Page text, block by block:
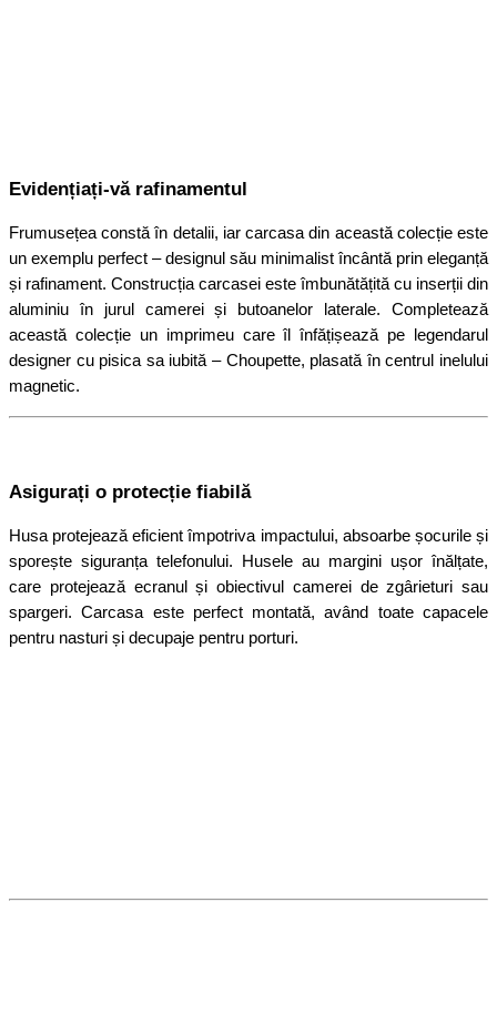
Evidențiați-vă rafinamentul
Frumusețea constă în detalii, iar carcasa din această colecție este
un exemplu perfect – designul său minimalist încântă prin eleganță
și rafinament. Construcția carcasei este îmbunătățită cu inserții din
aluminiu în jurul camerei și butoanelor laterale. Completează
această colecție un imprimeu care îl înfățișează pe legendarul
designer cu pisica sa iubită – Choupette, plasată în centrul inelului
magnetic.
Asigurați o protecție fiabilă
Husa protejează eficient împotriva impactului, absoarbe șocurile și
sporește siguranța telefonului. Husele au margini ușor înălțate,
care protejează ecranul și obiectivul camerei de zgârieturi sau
spargeri. Carcasa este perfect montată, având toate capacele
pentru nasturi și decupaje pentru porturi.